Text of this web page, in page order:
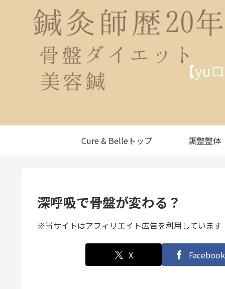
【yu
Cure & Belleトップ 調整整体
深呼吸で骨盤が変わる？
※当サイトはアフィリエイト広告を利用しています
X Facebook